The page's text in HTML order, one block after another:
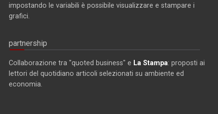
impostando le variabili è possibile visualizzare e stampare i
grafici.
partnership
Collaborazione tra "quoted business" e La Stampa: proposti ai
lettori del quotidiano articoli selezionati su ambiente ed
economia.